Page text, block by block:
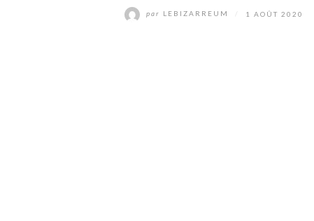
par LEBIZARREUM 1 AOÛT 2020